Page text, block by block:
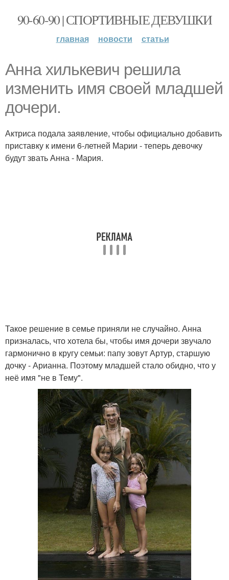
90-60-90 | СПОРТИВНЫЕ ДЕВУШКИ
главная новости статьи
Анна хилькевич решила
изменить имя своей младшей
дочери.
Актриса подала заявление, чтобы официально добавить
приставку к имени 6-летней Марии - теперь девочку
будут звать Анна - Мария.
Такое решение в семье приняли не случайно. Анна
призналась, что хотела бы, чтобы имя дочери звучало
гармонично в кругу семьи: папу зовут Артур, старшую
дочку - Арианна. Поэтому младшей стало обидно, что у
неё имя "не в Тему".